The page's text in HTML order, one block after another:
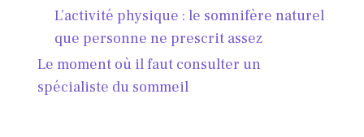
L’activité physique : le somnifère naturel
que personne ne prescrit assez
Le moment où il faut consulter un
spécialiste du sommeil